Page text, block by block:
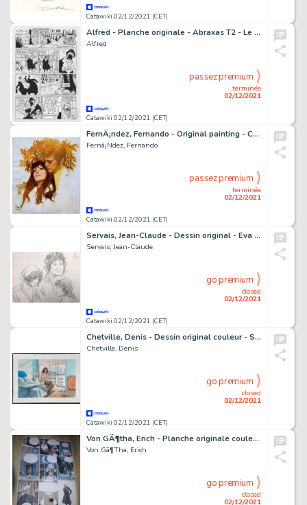
Catawiki 02/12/2021 (CET)
Alfred - Planche originale - Abraxas T2 - Le Rideau gris - (2001)
Alfred
Catawiki 02/12/2021 (CET)
terminée
02/12/2021
passez premium
FernÃ¡ndez, Fernando - Original painting - Cover - Romance - (1975/1980)
Fernã¡Ndez, Fernando
Catawiki 02/12/2021 (CET)
terminée
02/12/2021
passez premium
Servais, Jean-Claude - Dessin original - Eva Maria
Servais, Jean-Claude
Catawiki 02/12/2021 (CET)
closed
02/12/2021
go premium
Chetville, Denis - Dessin original couleur - Sienna - (2014)
Chetville, Denis
Catawiki 02/12/2021 (CET)
closed
02/12/2021
go premium
Von GÃ¶tha, Erich - Planche originale couleur - Les Malheurs de Janice T3 - (2003)
Von Gã¶Tha, Erich
closed
02/12/2021
go premium